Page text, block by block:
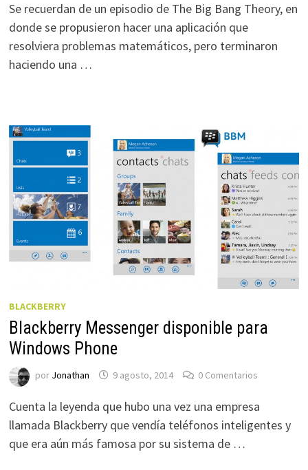
Se recuerdan de un episodio de The Big Bang Theory, en
donde se propusieron hacer una aplicación que
resolviera problemas matemáticos, pero terminaron
haciendo una …
BLACKBERRY
Blackberry Messenger disponible para
Windows Phone
por Jonathan 9 agosto, 2014 0 Comentarios
Cuenta la leyenda que hubo una vez una empresa
llamada Blackberry que vendía teléfonos inteligentes y
que era aún más famosa por su sistema de …